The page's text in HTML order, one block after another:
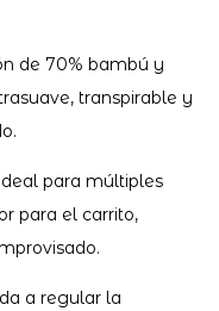
de 70% bambú y
transpirable y
para múltiples
para el carrito,
a regular la